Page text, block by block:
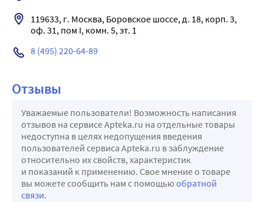
119633, г. Москва, Боровское шоссе, д. 18, корп. 3,
оф. 31, пом I, комн. 5, эт. 1
8 (495) 220-64-89
Отзывы
Уважаемые пользователи! Возможность написания
отзывов на сервисе Apteka.ru на отдельные товары
недоступна в целях недопущения введения
пользователей сервиса Apteka.ru в заблуждение
относительно их свойств, характеристик
и показаний к применению. Свое мнение о товаре
вы можете сообщить нам с помощью обратной
связи.